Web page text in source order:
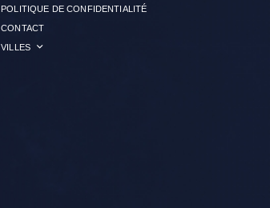
POLITIQUE DE CONFIDENTIALITÉ
CONTACT
VILLES